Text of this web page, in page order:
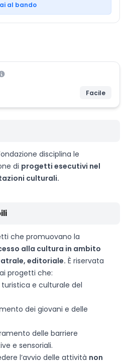
al bando
Facile
disciplina le
di progetti esecutivi nel
culturali.
che promuovano la
alla cultura in ambito
editoriale. È riservata
progetti che:
e culturale del
dei giovani e delle
delle barriere
e sensoriali.
l’avvio delle attività non